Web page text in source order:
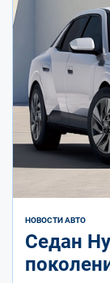
НОВОСТИ АВТО
Седан